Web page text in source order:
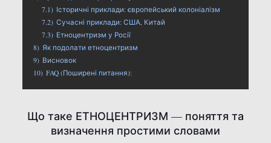
7.1) Історичні приклади: європейський колоніалізм
7.2) Сучасні приклади: США, Китай
7.3) Етноцентризм у Росії
8) Як подолати етноцентризм
9) Висновок
10) FAQ (Поширені питання):
Що таке ЕТНОЦЕНТРИЗМ — поняття та
визначення простими словами